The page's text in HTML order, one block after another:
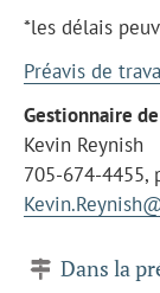
*les délais
Préavis de
Gestionnaire
Kevin Reynish
705-674-4455,
Dans la